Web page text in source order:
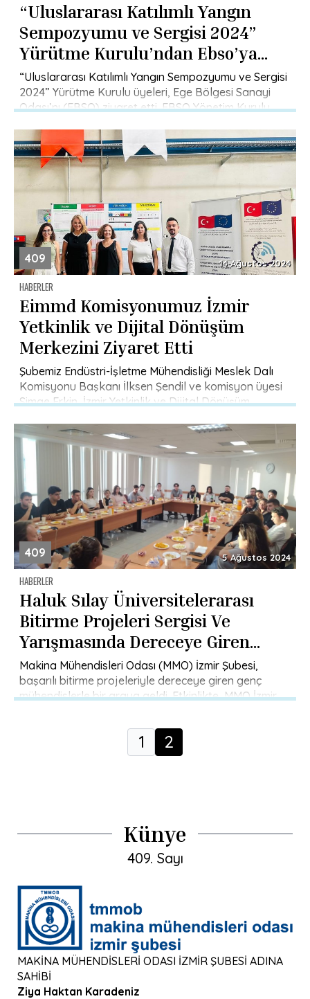
“Uluslararası Katılımlı Yangın
Sempozyumu ve Sergisi 2024”
Yürütme Kurulu’ndan Ebso’ya
Ziyaret
“Uluslararası Katılımlı Yangın Sempozyumu ve Sergisi
2024” Yürütme Kurulu üyeleri, Ege Bölgesi Sanayi
Odası’nı (EBSO) ziyaret etti. EBSO Yönetim Kurulu
409 14 Ağustos 2024
HABERLER
Eimmd Komisyonumuz İzmir
Yetkinlik ve Dijital Dönüşüm
Merkezini Ziyaret Etti
Şubemiz Endüstri-İşletme Mühendisliği Meslek Dalı
Komisyonu Başkanı İlksen Şendil ve komisyon üyesi
Simge Erkin, İzmir Yetkinlik ve Dijital Dönüşüm
409 5 Ağustos 2024
HABERLER
Haluk Sılay Üniversitelerarası
Bitirme Projeleri Sergisi Ve
Yarışmasında Dereceye Giren
Genç Mühendisler İle Bir Araya
Geldik
Makina Mühendisleri Odası (MMO) İzmir Şubesi,
başarılı bitirme projeleriyle dereceye giren genç
mühendislerle bir araya geldi. Etkinlikte, MMO İzmir
1 2
Künye
409. Sayı
MAKİNA MÜHENDİSLERİ ODASI İZMİR ŞUBESİ ADINA
SAHİBİ
Ziya Haktan Karadeniz